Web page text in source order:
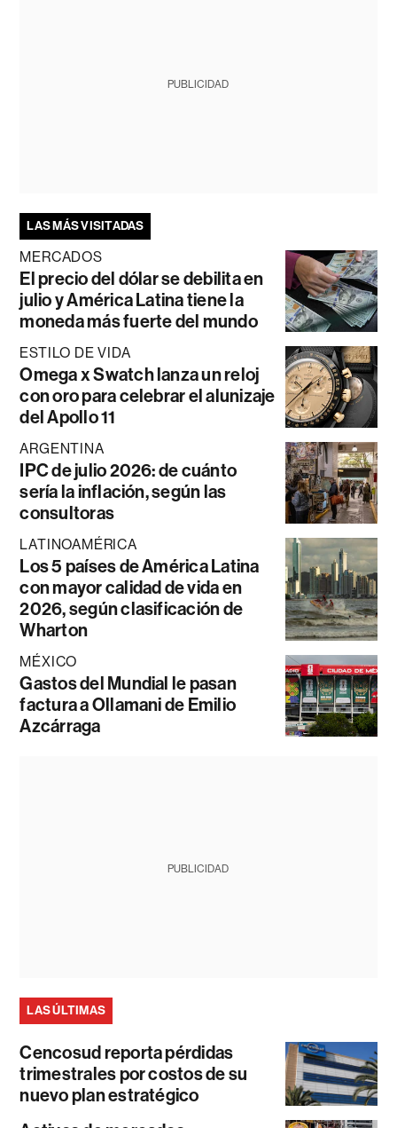
PUBLICIDAD
LAS MÁS VISITADAS
MERCADOS
El precio del dólar se debilita en
julio y América Latina tiene la
moneda más fuerte del mundo
ESTILO DE VIDA
Omega x Swatch lanza un reloj
con oro para celebrar el alunizaje
del Apollo 11
ARGENTINA
IPC de julio 2026: de cuánto
sería la inflación, según las
consultoras
LATINOAMÉRICA
Los 5 países de América Latina
con mayor calidad de vida en
2026, según clasificación de
Wharton
MÉXICO
Gastos del Mundial le pasan
factura a Ollamani de Emilio
Azcárraga
PUBLICIDAD
LAS ÚLTIMAS
Cencosud reporta pérdidas
trimestrales por costos de su
nuevo plan estratégico